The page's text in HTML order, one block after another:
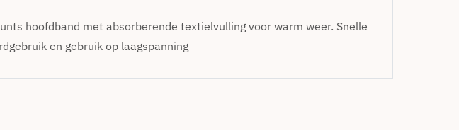
hoofdband met absorberende textielvulling voor warm weer. Snelle
en gebruik op laagspanning